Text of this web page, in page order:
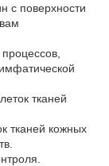
с поверхности
тканей
тканей кожных